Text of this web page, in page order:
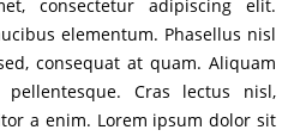
consectetur adipiscing elit.
elementum. Phasellus nisl
consequat at quam. Aliquam
Cras lectus nisl,
a enim. Lorem ipsum dolor sit